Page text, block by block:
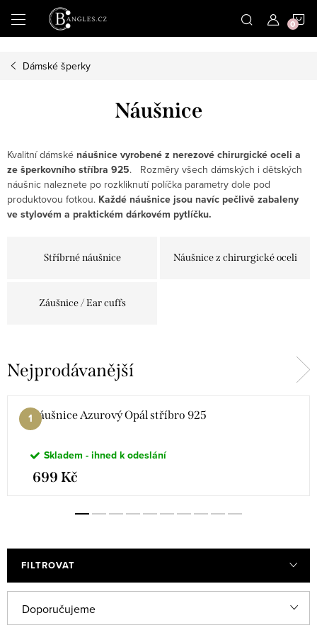
Přejít
na
Dámské šperky
Náušnice
Kvalitní dámské náušnice vyrobené z nerezové chirurgické oceli a
ze šperkovního stříbra 925. Rozměry všech dámských i dětských
náušnic naleznete po rozkliknutí políčka parametry dole pod
produktovou fotkou. Každé náušnice jsou navíc pečlivě zabaleny
ve stylovém a praktickém dárkovém pytlíčku.
Stříbrné náušnice Náušnice z chirurgické oceli
Záušnice / Ear cuffs
Nejprodávanější
Náušnice Azurový Opál stříbro 925
Skladem - ihned k odeslání
699 Kč
FILTROVAT
a
Doporučujeme